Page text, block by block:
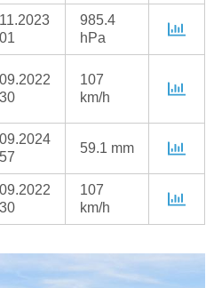
985.4
hPa
107
km/h
59.1 mm
107
km/h